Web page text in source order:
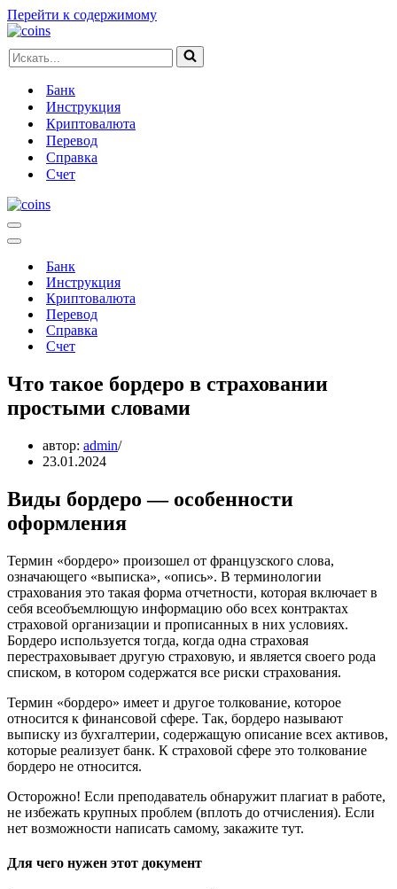
Перейти к содержимому
Искать...
Банк
Инструкция
Криптовалюта
Перевод
Справка
Счет
Меню
навигации
Меню
навигацииБанк
Инструкция
Криптовалюта
Перевод
Справка
Счет
Что такое бордеро в страховании
простыми словами
автор: admin
23.01.2024
Виды бордеро — особенности
оформления
Термин «бордеро» произошел от французского слова,
означающего «выписка», «опись». В терминологии
страхования это такая форма отчетности, которая включает в
себя всеобъемлющую информацию обо всех контрактах
страховой организации и прописанных в них условиях.
Бордеро используется тогда, когда одна страховая
перестраховывает другую страховую, и является своего рода
списком, в котором содержатся все риски страхования.
Термин «бордеро» имеет и другое толкование, которое
относится к финансовой сфере. Так, бордеро называют
выписку из бухгалтерии, содержащую описание всех активов,
которые реализует банк. К страховой сфере это толкование
бордеро не относится.
Осторожно! Если преподаватель обнаружит плагиат в работе,
не избежать крупных проблем (вплоть до отчисления). Если
нет возможности написать самому, закажите тут.
Для чего нужен этот документ